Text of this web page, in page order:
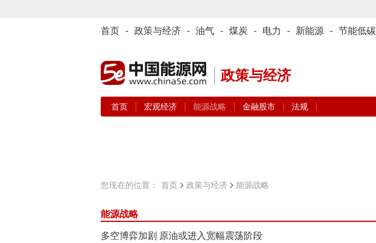
首页 - 政策与经济 - 油气 - 煤炭 - 电力 - 新能源 - 节能低碳
政策与经济
首页 宏观经济 能源战略 金融股市 法规
您现在的位置： 首页 政策与经济 能源战略
能源战略
多空博弈加剧 原油或进入宽幅震荡阶段